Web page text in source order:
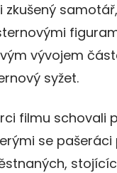
zkušený
vývojem
syžet.
filmu schovali
se pašeráci